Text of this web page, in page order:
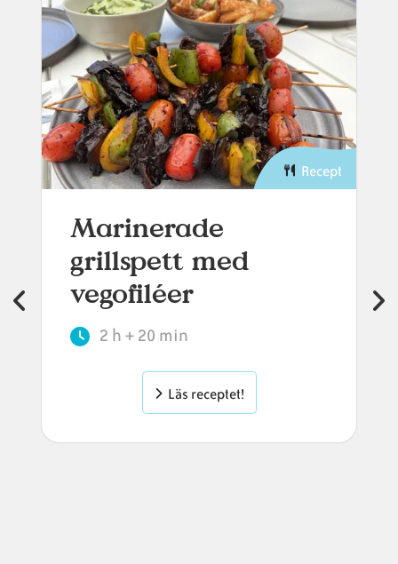
Recept
Marinerade
grillspett med
vegofiléer
2 h + 20 min
Läs receptet!